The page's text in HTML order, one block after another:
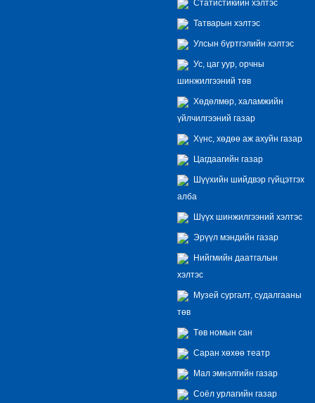
Статистикийн хэлтэс
Татварын хэлтэс
Улсын бүртгэлийн хэлтэс
Ус, цаг уур, орчны
шинжилгээний төв
Хөдөлмөр, халамжийн
үйлчилгээний газар
Хүнс, хөдөө аж ахуйн газар
Цагдаагийн газар
Шүүхийн шийдвэр гүйцэтгэх
алба
Шүүх шинжилгээний хэлтэс
Эрүүл мэндийн газар
Нийгмийн даатгалын
хэлтэс
Музей сургалт, судалгааны
төв
Төв номын сан
Саран хөхөө театр
Мал эмнэлгийн газар
Соёл урлагийн газар